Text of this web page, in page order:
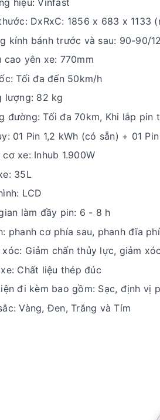
DxRxC: 1856 x 683 x 1133
kính bánh trước và sau: 90-90/12
cao yên xe: 770mm
Tối đa đến 50km/h
lượng: 82 kg
đường: Tối đa 70km, Khi lắp pin
01 Pin 1,2 kWh (có sẵn) + 01
xe: Inhub 1.900W
35L
LCD
làm đầy pin: 6 - 8 h
phanh cơ phía sau, phanh đĩa
xóc: Giảm chấn thủy lực, giảm
xe: Chất liệu thép đúc
đi kèm bao gồm: Sạc, định vị
Vàng, Đen, Trắng và Tím